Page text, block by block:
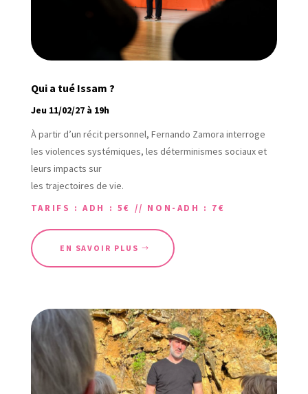
Qui a tué Issam ?
Jeu 11/02/27 à 19h
À partir d’un récit personnel, Fernando Zamora interroge
les violences systémiques, les déterminismes sociaux et
leurs impacts sur
les trajectoires de vie.
TARIFS : ADH : 5€ // NON-ADH : 7€
EN SAVOIR PLUS